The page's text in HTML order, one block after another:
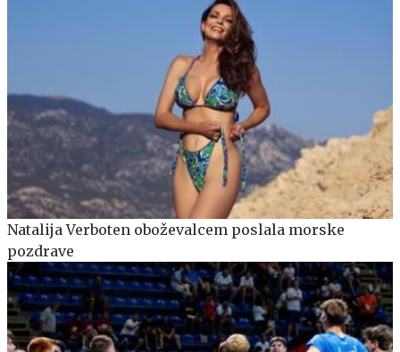
Natalija Verboten oboževalcem poslala morske
pozdrave